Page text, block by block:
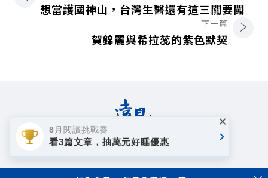
想當護國神山，台灣生醫還有這三關要闖
下一篇
賀錦麗與希拉蕊的紫色默契
著作權聲明
隱私權政策
8月閱讀挑戰賽
看3篇文章，抽萬元好睡優惠
×